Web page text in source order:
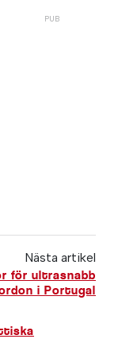
Nästa artikel
för ultrasnabb
i Portugal